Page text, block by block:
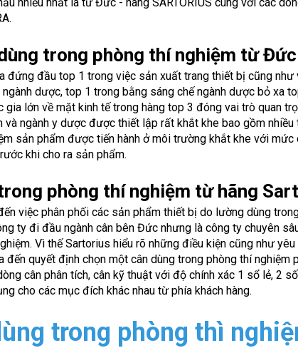
trong phòng thí nghiệm từ
đứng đầu top 1 trong việc sản xuất trang thiết bị cũng
dược, top 1 trong bằng sáng chế ngành dược bỏ xa
lớn về mặt kinh tế trong hàng top 3 đóng vai trò quan
ngành y dược được thiết lập rất khắt khe bao gồm nhiều
sản phẩm được tiến hành ở môi trường khắt khe với mức
khi cho ra sản phẩm.
phòng thí nghiệm từ hãng
việc phân phối các sản phẩm thiết bị do lường dùng
ty đi đầu ngành cân bên Đức nhưng là công ty chuyên
Vì thế Sartorius hiểu rõ những điều kiện cũng như
quyết định chọn một cân dùng trong phòng thí nghiệm
cân phân tích, cân kỹ thuật với độ chính xác 1 sổ lẻ, 2
cho các mục đích khác nhau từ phía khách hàng.
trong phòng thì